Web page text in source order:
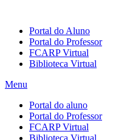
Portal do Aluno
Portal do Professor
FCARP Virtual
Biblioteca Virtual
Menu
Portal do aluno
Portal do Professor
FCARP Virtual
Biblioteca Virtual